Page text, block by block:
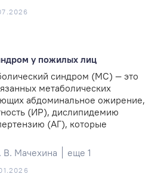
у пожилых лиц
синдром (МС) — это
метаболических
абдоминальное ожирение,
(ИР), дислипидемию
(АГ), которые
В. Мачехина еще 1